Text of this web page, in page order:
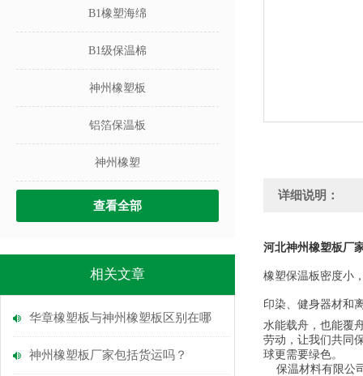
B1橡塑海绵
B1级保温棉
神州橡塑板
铝箔保温板
神州橡塑
查看全部
相关文章
华章橡塑板与神州橡塑板区别在哪
神州橡塑板厂家包括货运吗？
详细说明：
河北神州橡塑板厂
橡塑保温板密度小
印染、健身器材和
水能载舟，也能覆
劳动，让我们共同
球更需要绿色。
保温材料有限公